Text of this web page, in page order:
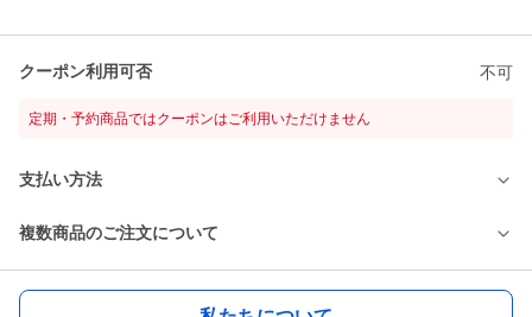
クーポン利用可否 不可
定期・予約商品ではクーポンはご利用いただけません
支払い方法
複数商品のご注文について